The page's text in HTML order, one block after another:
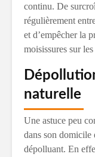
continu. De
régulièrement
et d’empêcher la
moisissures sur
naturelle
Une astuce peu
dans son domicile
dépolluant. En